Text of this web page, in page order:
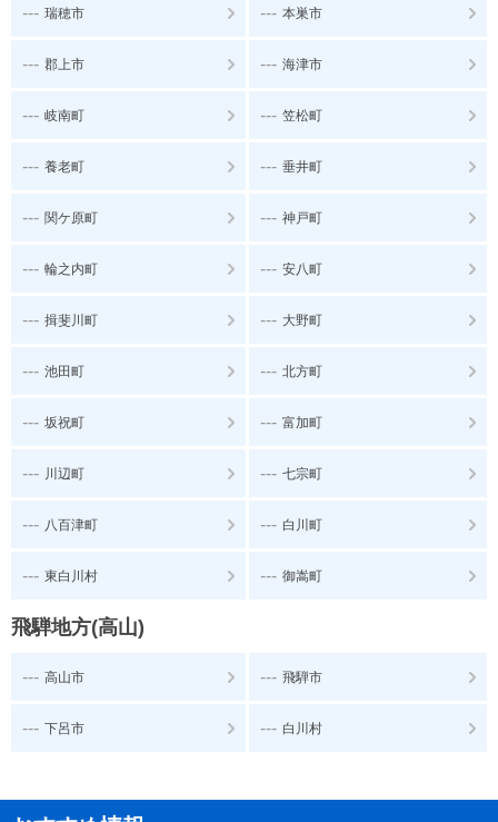
--- 瑞穂市 --- 本巣市
--- 郡上市 --- 海津市
--- 岐南町 --- 笠松町
--- 養老町 --- 垂井町
--- 関ケ原町 --- 神戸町
--- 輪之内町 --- 安八町
--- 揖斐川町 --- 大野町
--- 池田町 --- 北方町
--- 坂祝町 --- 富加町
--- 川辺町 --- 七宗町
--- 八百津町 --- 白川町
--- 東白川村 --- 御嵩町
飛騨地方(高山)
--- 高山市 --- 飛騨市
--- 下呂市 --- 白川村